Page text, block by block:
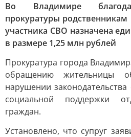
Во Владимире
прокуратуры
участника СВО назначена
в размере 1,25 млн рублей
Прокуратура города
обращению жительницы
нарушении
социальной поддержки
граждан.
Установлено, что супруг